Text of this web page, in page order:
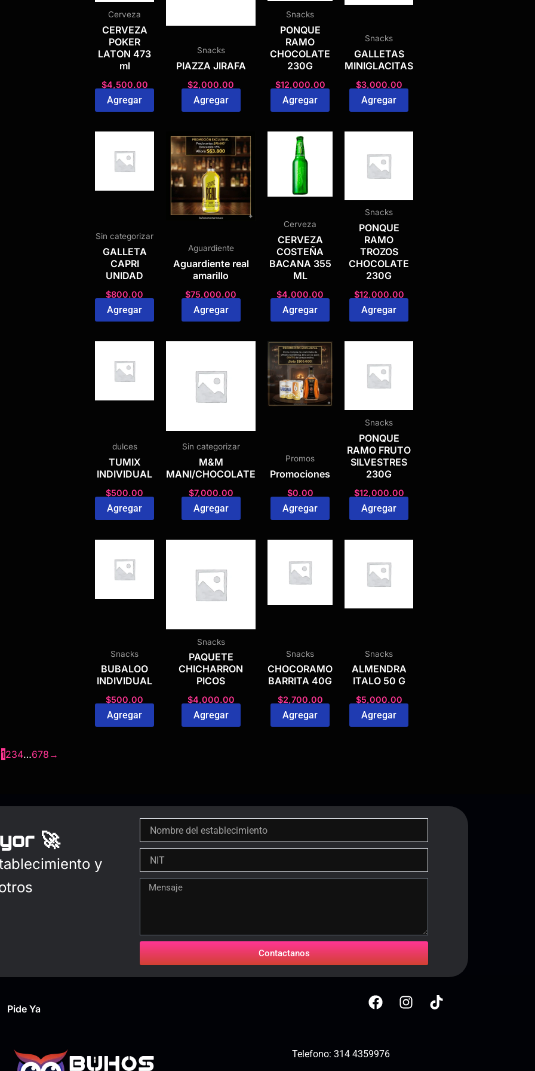
Cerveza
CERVEZA
POKER
LATON 473
ml
$4,500.00
Agregar
Snacks
PIAZZA JIRAFA
$2,000.00
Agregar
Snacks
PONQUE
RAMO
CHOCOLATE
230G
$12,000.00
Agregar
Snacks
GALLETAS
MINIGLACITAS
$3,000.00
Agregar
Sin categorizar
GALLETA
CAPRI
UNIDAD
$800.00
Agregar
Aguardiente
Aguardiente real
amarillo
$75,000.00
Agregar
Cerveza
CERVEZA
COSTEÑA
BACANA 355
ML
$4,000.00
Agregar
Snacks
PONQUE
RAMO
TROZOS
CHOCOLATE
230G
$12,000.00
Agregar
dulces
TUMIX
INDIVIDUAL
$500.00
Agregar
Sin categorizar
M&M
MANI/CHOCOLATE
$7,000.00
Agregar
Promos
Promociones
$0.00
Agregar
Snacks
PONQUE
RAMO FRUTO
SILVESTRES
230G
$12,000.00
Agregar
Snacks
BUBALOO
INDIVIDUAL
$500.00
Agregar
Snacks
PAQUETE
CHICHARRON
PICOS
$4,000.00
Agregar
Snacks
CHOCORAMO
BARRITA 40G
$2,700.00
Agregar
Snacks
ALMENDRA
ITALO 50 G
$5,000.00
Agregar
1234…678 →
🚀
y
Contactanos
Pide Ya
Telefono: 314 4359976